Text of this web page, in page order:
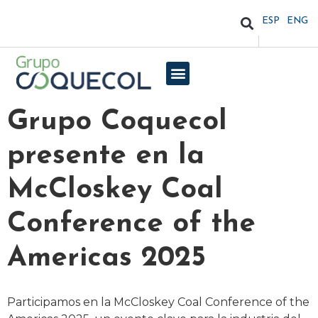
ESP ENG
Grupo Coquecol
presente en la
McCloskey Coal
Conference of the
Americas 2025
Participamos en la McCloskey Coal Conference of the